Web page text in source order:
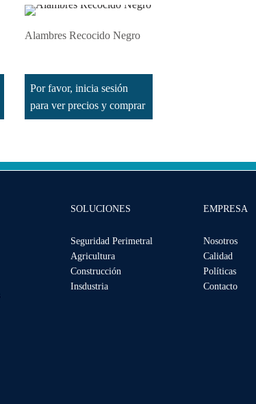
Alambres Recocido Negro
Por favor, inicia sesión
para ver precios y comprar
SOLUCIONES
Seguridad Perimetral
Agricultura
Construcción
Insdustria
EMPRESA
Nosotros
Calidad
Políticas
Contacto